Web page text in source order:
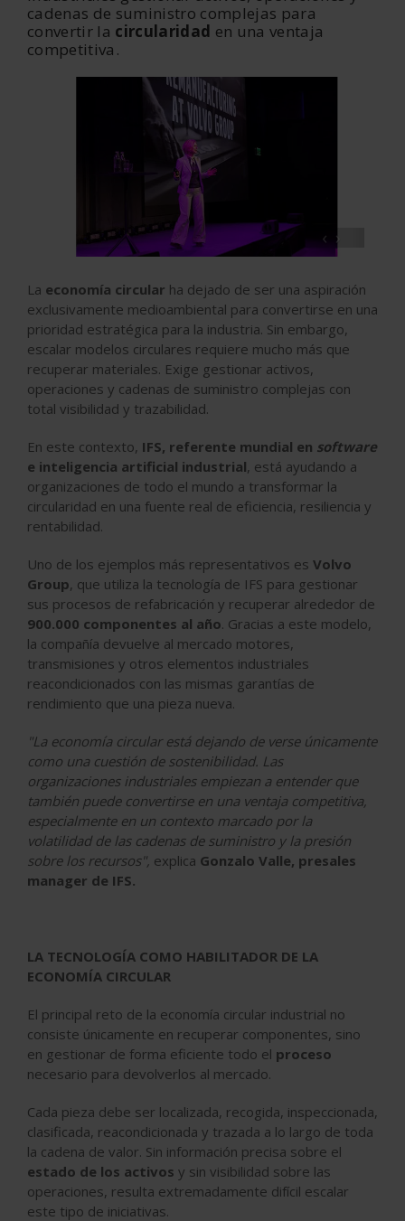
cadenas de suministro complejas para
convertir la circularidad en una ventaja
competitiva.
‹ ›
La economía circular ha dejado de ser una aspiración
exclusivamente medioambiental para convertirse en una
prioridad estratégica para la industria. Sin embargo,
escalar modelos circulares requiere mucho más que
recuperar materiales. Exige gestionar activos,
operaciones y cadenas de suministro complejas con
total visibilidad y trazabilidad.
En este contexto, IFS, referente mundial en software
e inteligencia artificial industrial, está ayudando a
organizaciones de todo el mundo a transformar la
circularidad en una fuente real de eficiencia, resiliencia y
rentabilidad.
Uno de los ejemplos más representativos es Volvo
Group, que utiliza la tecnología de IFS para gestionar
sus procesos de refabricación y recuperar alrededor de
900.000 componentes al año. Gracias a este modelo,
la compañía devuelve al mercado motores,
transmisiones y otros elementos industriales
reacondicionados con las mismas garantías de
rendimiento que una pieza nueva.
"La economía circular está dejando de verse únicamente
como una cuestión de sostenibilidad. Las
organizaciones industriales empiezan a entender que
también puede convertirse en una ventaja competitiva,
especialmente en un contexto marcado por la
volatilidad de las cadenas de suministro y la presión
sobre los recursos", explica Gonzalo Valle, presales
manager de IFS.
LA TECNOLOGÍA COMO HABILITADOR DE LA
ECONOMÍA CIRCULAR
El principal reto de la economía circular industrial no
consiste únicamente en recuperar componentes, sino
en gestionar de forma eficiente todo el proceso
necesario para devolverlos al mercado.
Cada pieza debe ser localizada, recogida, inspeccionada,
clasificada, reacondicionada y trazada a lo largo de toda
la cadena de valor. Sin información precisa sobre el
estado de los activos y sin visibilidad sobre las
operaciones, resulta extremadamente difícil escalar
este tipo de iniciativas.